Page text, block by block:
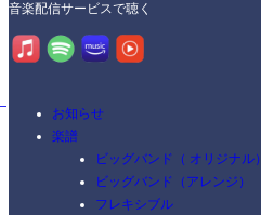
音楽配信サービスで聴く
お知らせ
楽譜
ビッグバンド（ オリジナル）
ビッグバンド（アレンジ）
フレキシブル